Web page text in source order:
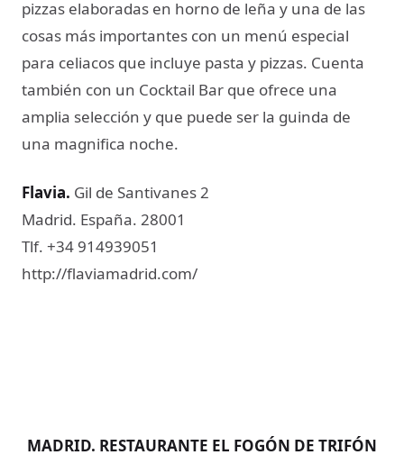
pizzas elaboradas en horno de leña y una de las
cosas más importantes con un menú especial
para celiacos que incluye pasta y pizzas. Cuenta
también con un Cocktail Bar que ofrece una
amplia selección y que puede ser la guinda de
una magnifica noche.
Flavia​. Gil de Santivanes 2
Madrid. España. 28001
Tlf. +34 914939051
http://flaviamadrid.com/
MADRID. RESTAURANTE EL FOGÓN DE TRIFÓN